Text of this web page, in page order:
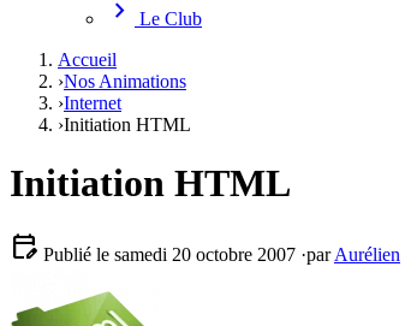
chevron_right
Le Club
Accueil
›Nos Animations
›Internet
›Initiation HTML
Initiation HTML
edit_calendar Publié le samedi 20 octobre 2007 ·parAurélien